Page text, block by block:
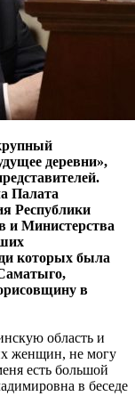
деревни»,
Палата
Республики
и Министерства
которых была
в
область и
женщин, не могу
есть большой
в беседе